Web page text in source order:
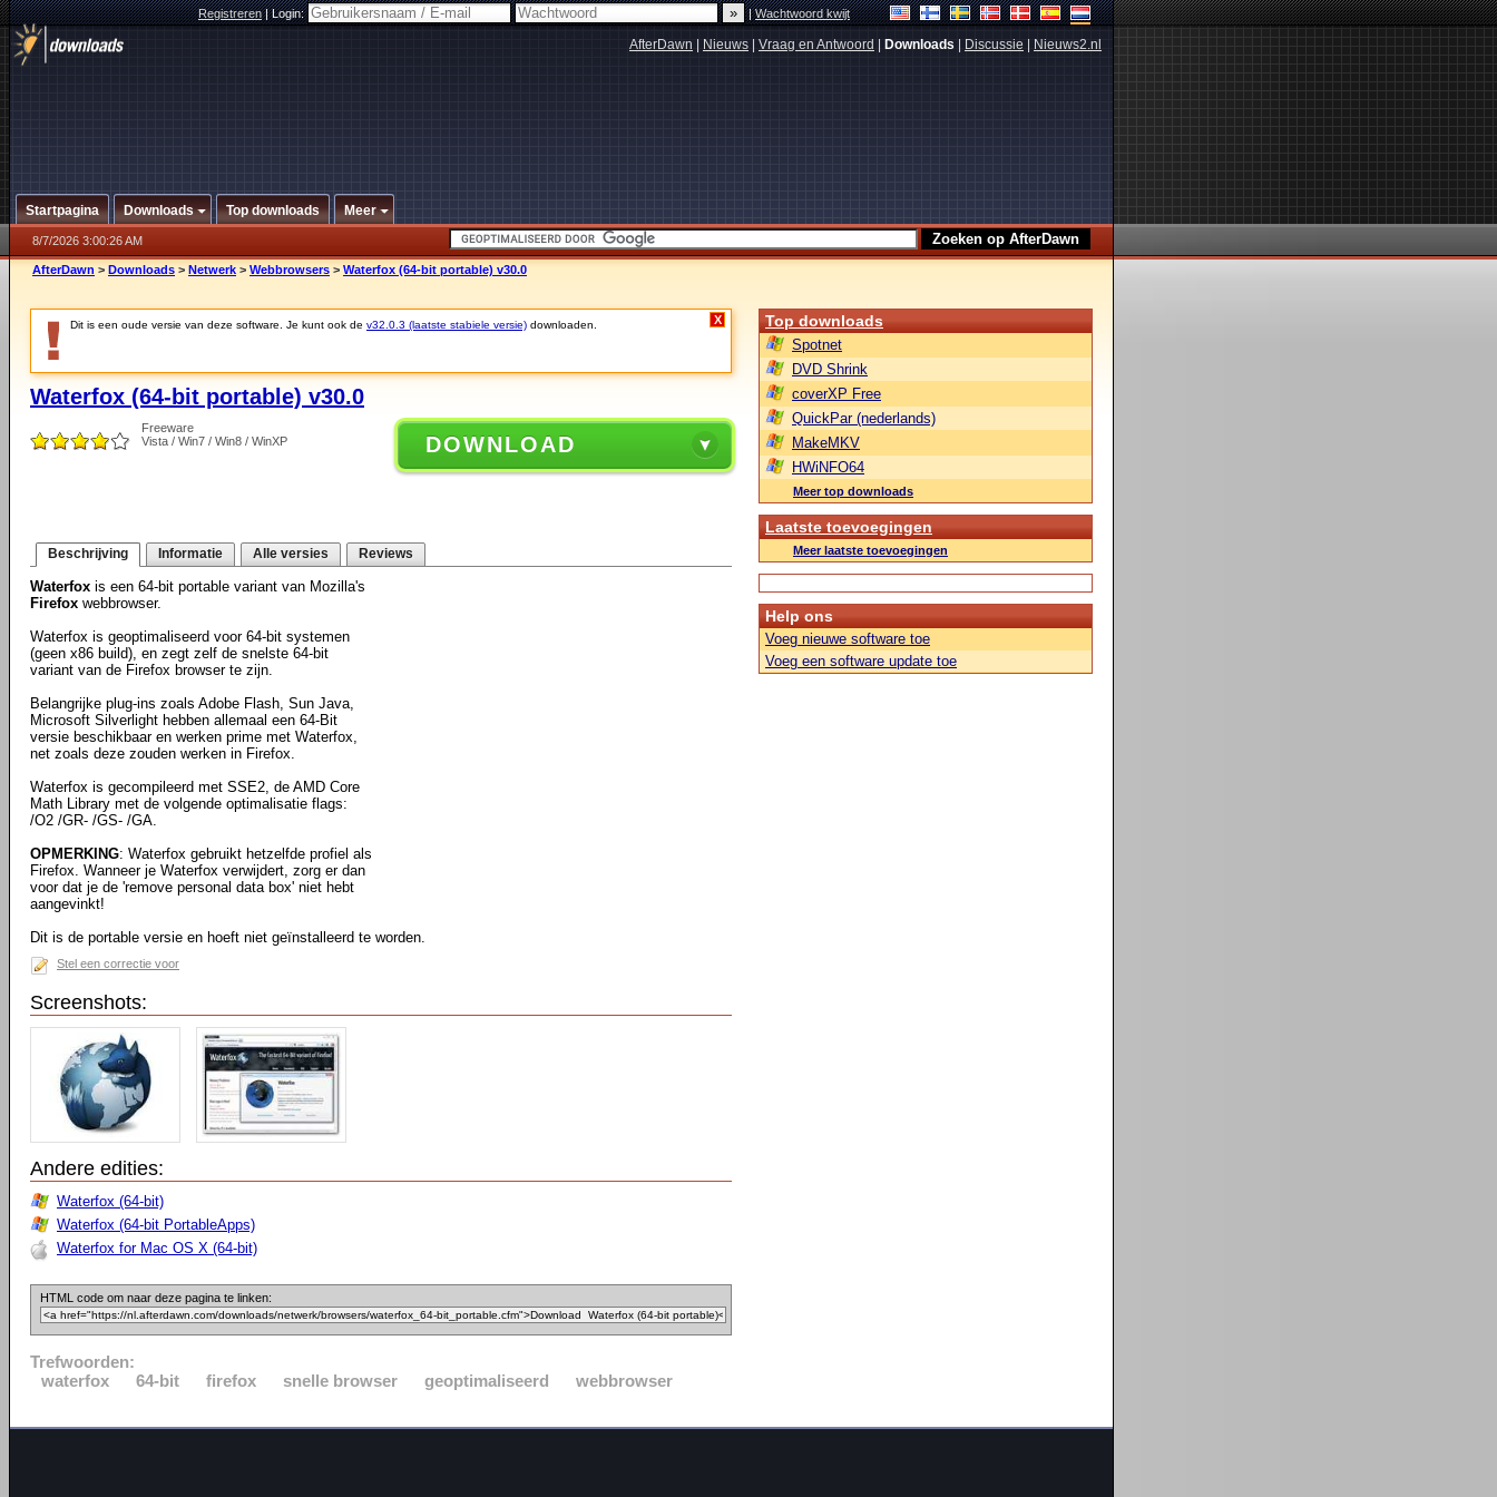
Registreren|Login: |Wachtwoord kwijt
AfterDawn Nieuws Vraag en Antwoord Downloads Discussie Nieuws2.nl
Startpagina Downloads Top downloads Meer
8/7/2026 3:00:26 AM
AfterDawn > Downloads > Netwerk > Webbrowsers > Waterfox (64-bit portable) v30.0
Dit is een oude versie van deze software. Je kunt ook de v32.0.3 (laatste stabiele versie) downloaden. X
Waterfox (64-bit portable) v30.0
Freeware
Vista / Win7 / Win8 / WinXP
DOWNLOAD
Beschrijving Informatie Alle versies Reviews
Waterfox is een 64-bit portable variant van Mozilla's
Firefox webbrowser.
Waterfox is geoptimaliseerd voor 64-bit systemen
(geen x86 build), en zegt zelf de snelste 64-bit
variant van de Firefox browser te zijn.
Belangrijke plug-ins zoals Adobe Flash, Sun Java,
Microsoft Silverlight hebben allemaal een 64-Bit
versie beschikbaar en werken prime met Waterfox,
net zoals deze zouden werken in Firefox.
Waterfox is gecompileerd met SSE2, de AMD Core
Math Library met de volgende optimalisatie flags:
/O2 /GR- /GS- /GA.
OPMERKING: Waterfox gebruikt hetzelfde profiel als
Firefox. Wanneer je Waterfox verwijdert, zorg er dan
voor dat je de 'remove personal data box' niet hebt
aangevinkt!
Dit is de portable versie en hoeft niet geïnstalleerd te worden.
Stel een correctie voor
Screenshots:
Andere edities:
Waterfox (64-bit)
Waterfox (64-bit PortableApps)
Waterfox for Mac OS X (64-bit)
HTML code om naar deze pagina te linken:
Trefwoorden:
waterfox
64-bit firefox snelle browser geoptimaliseerd webbrowser
Top downloads
Spotnet
DVD Shrink
coverXP Free
QuickPar (nederlands)
MakeMKV
HWiNFO64
Meer top downloads
Laatste toevoegingen
Meer laatste toevoegingen
Help ons
Voeg nieuwe software toe
Voeg een software update toe